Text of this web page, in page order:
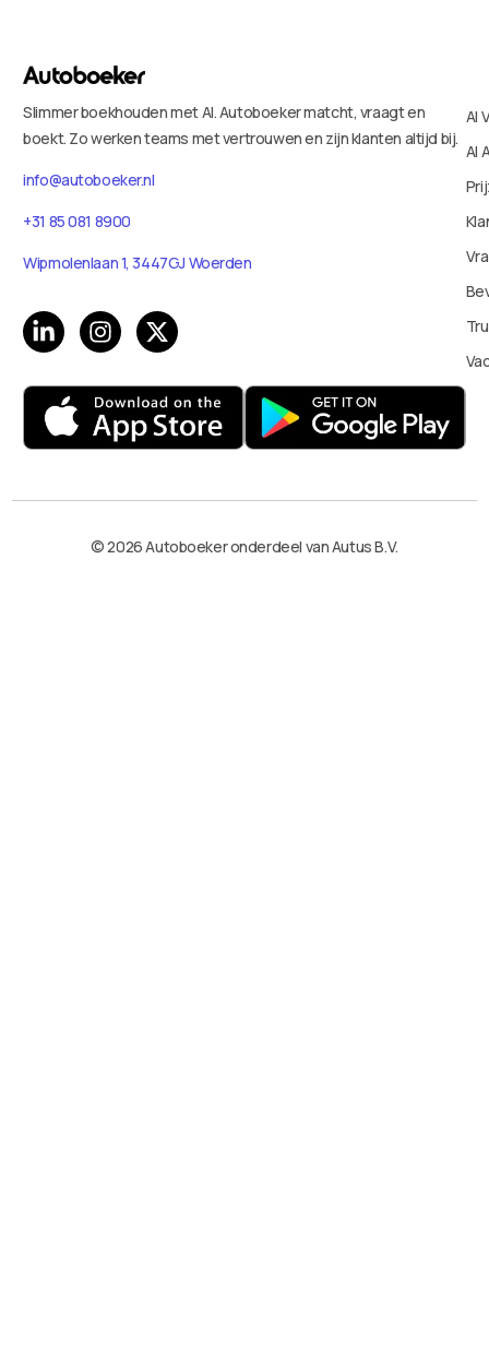
Slimmer boekhouden met AI. Autoboeker matcht, vraagt en
boekt. Zo werken teams met vertrouwen en zijn klanten altijd bij.
info@autoboeker.nl
+31 85 081 8900
Wipmolenlaan 1, 3447GJ Woerden
AI
AI
© 2026 Autoboeker onderdeel van Autus B.V.